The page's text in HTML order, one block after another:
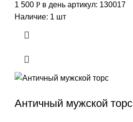
1 500 Р в день артикул: 130017
Наличие: 1 шт
Античный мужской торс